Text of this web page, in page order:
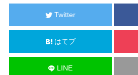
Twitter
はてブ
LINE